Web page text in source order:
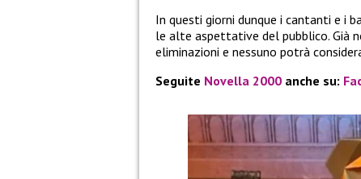
In questi giorni dunque i cantanti e i
le alte aspettative del pubblico. Già
eliminazioni e nessuno potrà
Seguite Novella 2000 anche su: